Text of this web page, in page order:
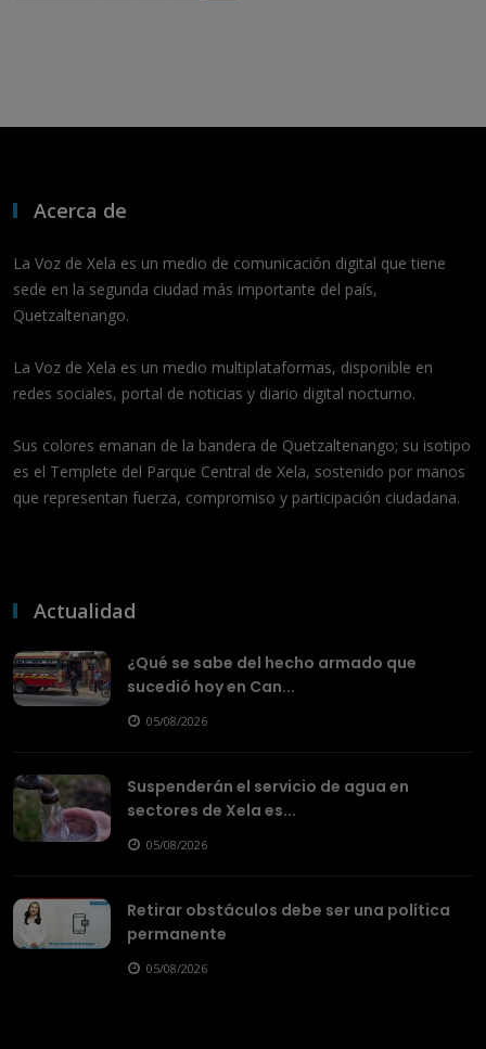
Acerca de
La Voz de Xela es un medio de comunicación digital que tiene
sede en la segunda ciudad más importante del país,
Quetzaltenango.
La Voz de Xela es un medio multiplataformas, disponible en
redes sociales, portal de noticias y diario digital nocturno.
Sus colores emanan de la bandera de Quetzaltenango; su isotipo
es el Templete del Parque Central de Xela, sostenido por manos
que representan fuerza, compromiso y participación ciudadana.
Actualidad
¿Qué se sabe del hecho armado que
sucedió hoy en Can...
05/08/2026
Suspenderán el servicio de agua en
sectores de Xela es...
05/08/2026
Retirar obstáculos debe ser una política
permanente
05/08/2026